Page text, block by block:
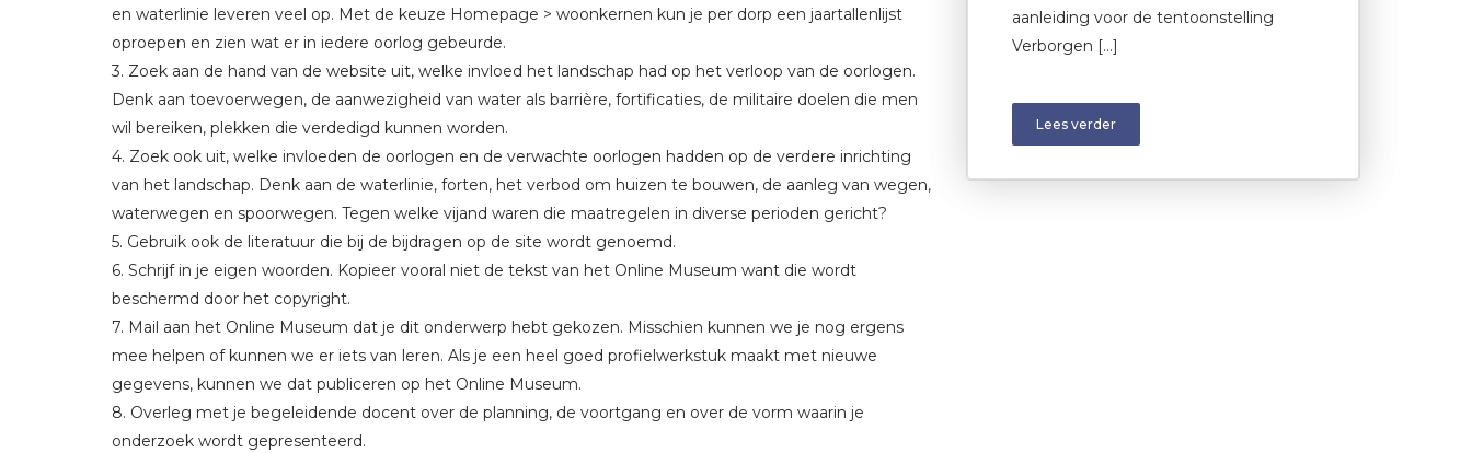
en waterlinie leveren veel op. Met de keuze Homepage > woonkernen kun je per dorp een jaartallenlijst
oproepen en zien wat er in iedere oorlog gebeurde.
3. Zoek aan de hand van de website uit, welke invloed het landschap had op het verloop van de oorlogen.
Denk aan toevoerwegen, de aanwezigheid van water als barrière, fortificaties, de militaire doelen die men
wil bereiken, plekken die verdedigd kunnen worden.
4. Zoek ook uit, welke invloeden de oorlogen en de verwachte oorlogen hadden op de verdere inrichting
van het landschap. Denk aan de waterlinie, forten, het verbod om huizen te bouwen, de aanleg van wegen,
waterwegen en spoorwegen. Tegen welke vijand waren die maatregelen in diverse perioden gericht?
5. Gebruik ook de literatuur die bij de bijdragen op de site wordt genoemd.
6. Schrijf in je eigen woorden. Kopieer vooral niet de tekst van het Online Museum want die wordt
beschermd door het copyright.
7. Mail aan het Online Museum dat je dit onderwerp hebt gekozen. Misschien kunnen we je nog ergens
mee helpen of kunnen we er iets van leren. Als je een heel goed profielwerkstuk maakt met nieuwe
gegevens, kunnen we dat publiceren op het Online Museum.
8. Overleg met je begeleidende docent over de planning, de voortgang en over de vorm waarin je
onderzoek wordt gepresenteerd.
aanleiding voor de tentoonstelling
Verborgen […]
Lees verder